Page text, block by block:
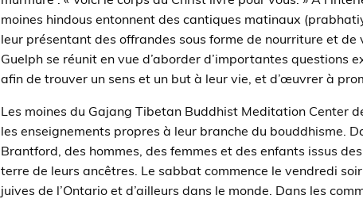
moines hindous entonnent des cantiques matinaux
leur présentant des offrandes sous forme de nourriture et
Guelph se réunit en vue d’aborder d’importantes questions
afin de trouver un sens et un but à leur vie, et d’œuvrer à
Les moines du Gajang Tibetan Buddhist Meditation Center
les enseignements propres à leur branche du bouddhisme.
Brantford, des hommes, des femmes et des enfants issus
terre de leurs ancêtres. Le sabbat commence le vendredi
juives de l’Ontario et d’ailleurs dans le monde. Dans les